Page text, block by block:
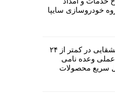
تحویل نیسان قشقایی در کمتر از ۲۴
وعده نامی
سریع محصولات